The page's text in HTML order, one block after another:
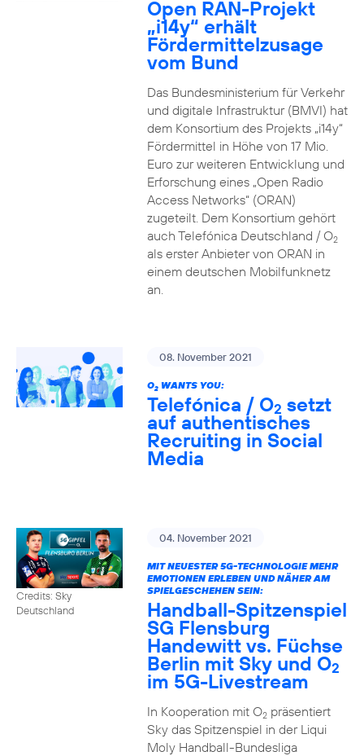
Open RAN-Projekt
„i14y“ erhält
Fördermittelzusage
vom Bund
Das Bundesministerium für Verkehr
und digitale Infrastruktur (BMVI) hat
dem Konsortium des Projekts „i14y“
Fördermittel in Höhe von 17 Mio.
Euro zur weiteren Entwicklung und
Erforschung eines „Open Radio
Access Networks“ (ORAN)
zugeteilt. Dem Konsortium gehört
auch Telefónica Deutschland / O2
als erster Anbieter von ORAN in
einem deutschen Mobilfunknetz
an.
08. November 2021
O2WANTS YOU:
Telefónica / O2 setzt
auf authentisches
Recruiting in Social
Media
Credits: Sky
Deutschland
04. November 2021
MIT NEUESTER 5G-TECHNOLOGIE MEHR
EMOTIONEN ERLEBEN UND NÄHER AM
SPIELGESCHEHEN SEIN:
Handball-Spitzenspiel
SG Flensburg
Handewitt vs. Füchse
Berlin mit Sky und O2
im 5G-Livestream
In Kooperation mit O2präsentiert
Sky das Spitzenspiel in der Liqui
Moly Handball-Bundesliga